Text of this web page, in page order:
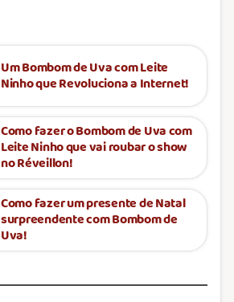
Um Bombom de Uva com Leite
Ninho que Revoluciona a Internet!
Como fazer o Bombom de Uva com
Leite Ninho que vai roubar o show
no Réveillon!
Como fazer um presente de Natal
surpreendente com Bombom de
Uva!